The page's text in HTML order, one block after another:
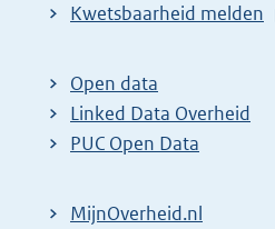
o
k
r
e
u
E
t
e
r
l
Kwetsbaarheid melden
Open data
Linked Data Overheid
PUC Open Data
MijnOverheid.nl